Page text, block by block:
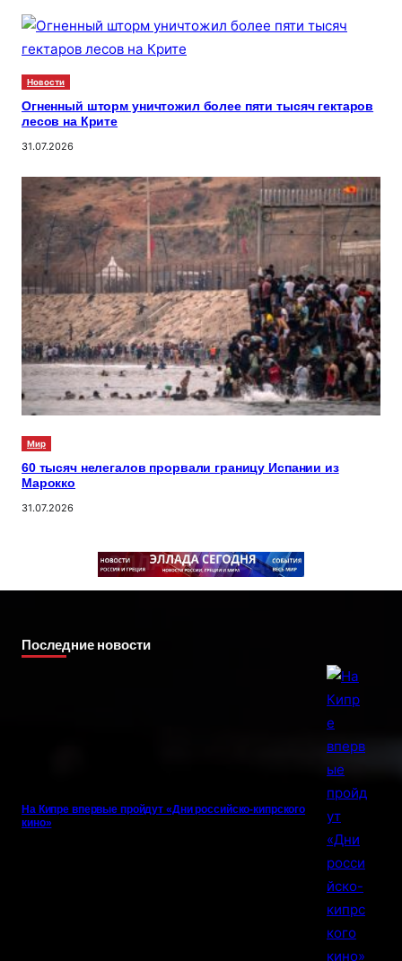
Новости
Огненный шторм уничтожил более пяти тысяч гектаров
лесов на Крите
31.07.2026
Мир
60 тысяч нелегалов прорвали границу Испании из
Марокко
31.07.2026
Последние новости
На Кипре впервые пройдут «Дни российско-кипрского
кино»